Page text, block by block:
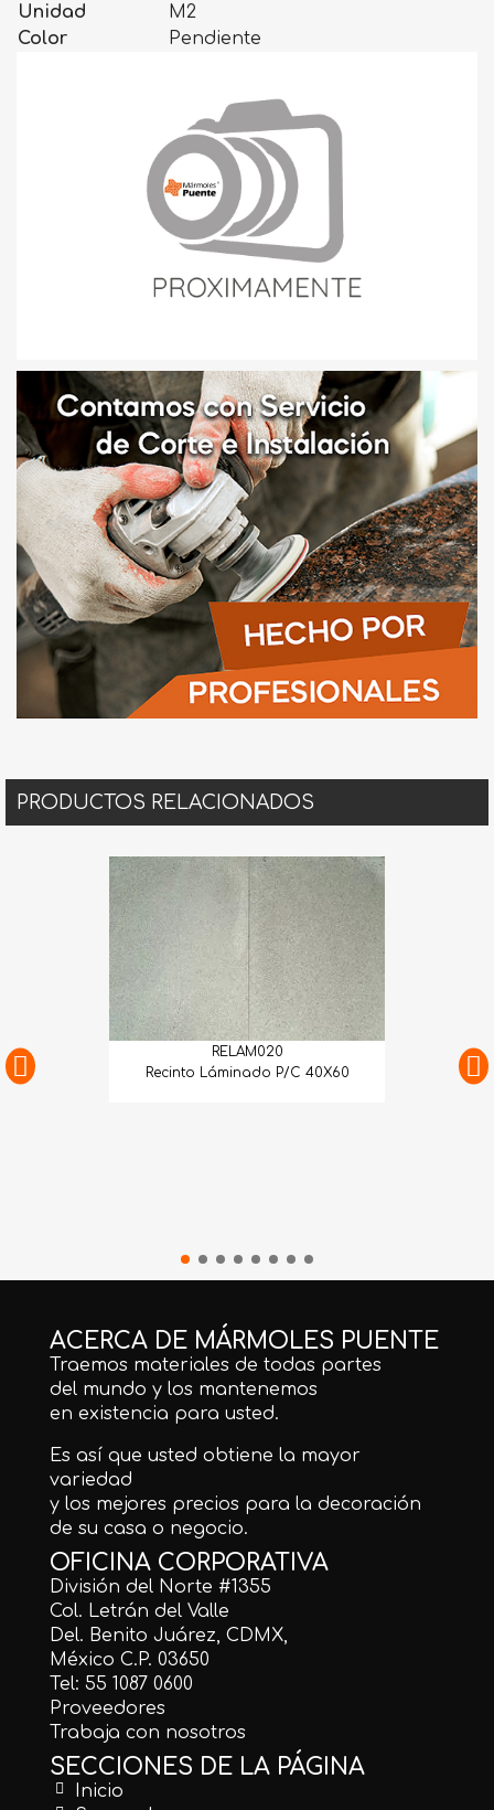
Unidad
M2
Color
Pendiente
PRODUCTOS RELACIONADOS
RELAM020
Recinto Láminado P/C 40X60
ACERCA DE MÁRMOLES PUENTE
Traemos materiales de todas partes
del mundo y los mantenemos
en existencia para usted.
Es así que usted obtiene la mayor
variedad
y los mejores precios para la decoración
de su casa o negocio.
OFICINA CORPORATIVA
División del Norte #1355
Col. Letrán del Valle
Del. Benito Juárez, CDMX,
México C.P. 03650
Tel: 55 1087 0600
Proveedores
Trabaja con nosotros
SECCIONES DE LA PÁGINA
Inicio